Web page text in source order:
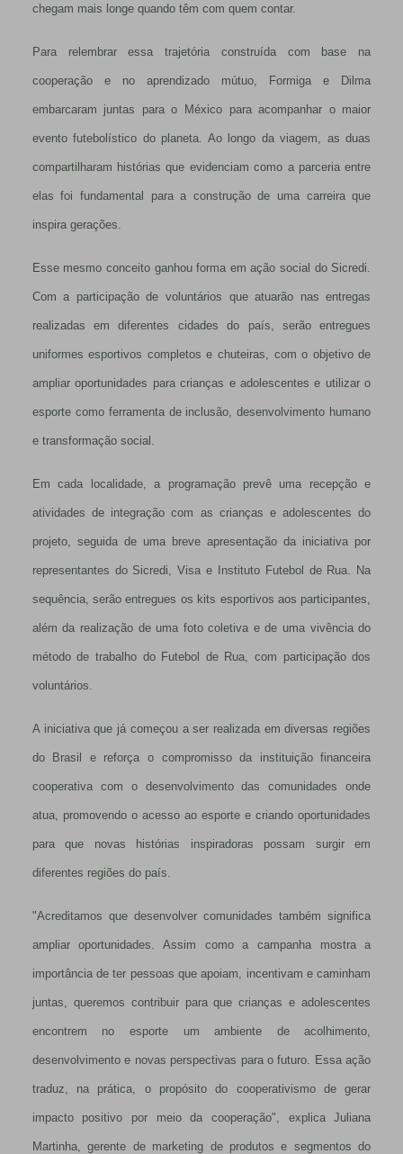
chegam mais longe quando têm com quem contar.
Para relembrar essa trajetória construída com base na
cooperação e no aprendizado mútuo, Formiga e Dilma
embarcaram juntas para o México para acompanhar o maior
evento futebolístico do planeta. Ao longo da viagem, as duas
compartilharam histórias que evidenciam como a parceria entre
elas foi fundamental para a construção de uma carreira que
inspira gerações.
Esse mesmo conceito ganhou forma em ação social do Sicredi.
Com a participação de voluntários que atuarão nas entregas
realizadas em diferentes cidades do país, serão entregues
uniformes esportivos completos e chuteiras, com o objetivo de
ampliar oportunidades para crianças e adolescentes e utilizar o
esporte como ferramenta de inclusão, desenvolvimento humano
e transformação social.
Em cada localidade, a programação prevê uma recepção e
atividades de integração com as crianças e adolescentes do
projeto, seguida de uma breve apresentação da iniciativa por
representantes do Sicredi, Visa e Instituto Futebol de Rua. Na
sequência, serão entregues os kits esportivos aos participantes,
além da realização de uma foto coletiva e de uma vivência do
método de trabalho do Futebol de Rua, com participação dos
voluntários.
A iniciativa que já começou a ser realizada em diversas regiões
do Brasil e reforça o compromisso da instituição financeira
cooperativa com o desenvolvimento das comunidades onde
atua, promovendo o acesso ao esporte e criando oportunidades
para que novas histórias inspiradoras possam surgir em
diferentes regiões do país.
"Acreditamos que desenvolver comunidades também significa
ampliar oportunidades. Assim como a campanha mostra a
importância de ter pessoas que apoiam, incentivam e caminham
juntas, queremos contribuir para que crianças e adolescentes
encontrem no esporte um ambiente de acolhimento,
desenvolvimento e novas perspectivas para o futuro. Essa ação
traduz, na prática, o propósito do cooperativismo de gerar
impacto positivo por meio da cooperação", explica Juliana
Martinha, gerente de marketing de produtos e segmentos do